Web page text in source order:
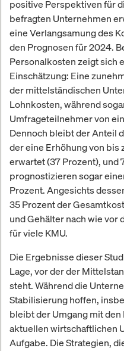
positive Perspektiven für
befragten Unternehmen
eine Verlangsamung des
den Prognosen für 2024.
Personalkosten zeigt sich
Einschätzung: Eine
der mittelständischen
Lohnkosten, während
Umfrageteilnehmer von
Dennoch bleibt der Anteil
der eine Erhöhung von bis
erwartet (37 Prozent), und
prognostizieren sogar
Prozent. Angesichts
35 Prozent der
und Gehälter nach wie
für viele KMU.
Die Ergebnisse dieser
Lage, vor der der
steht. Während die
Stabilisierung hoffen,
bleibt der Umgang mit
aktuellen wirtschaftlichen
Aufgabe. Die Strategien,